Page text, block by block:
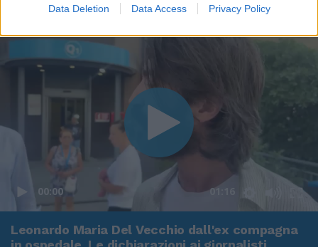
Data Deletion Data Access Privacy Policy
00:00 01:16
Leonardo Maria Del Vecchio dall'ex compagna